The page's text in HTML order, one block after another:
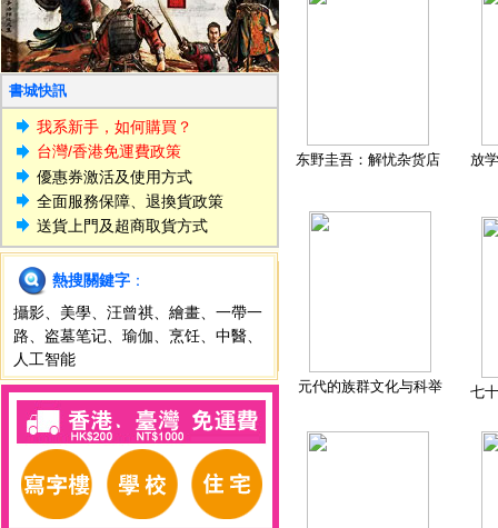
書城快訊
我系新手，如何購買？
台灣/香港免運費政策
優惠券激活及使用方式
全面服務保障、退換貨政策
送貨上門及超商取貨方式
熱搜關鍵字 ：
攝影
美學 汪曾祺 繪畫
一帶一
路
盗墓笔记 瑜伽 烹饪 中醫
人工智能
东野圭吾：解忧杂货店 放
元代的族群文化与科举 七